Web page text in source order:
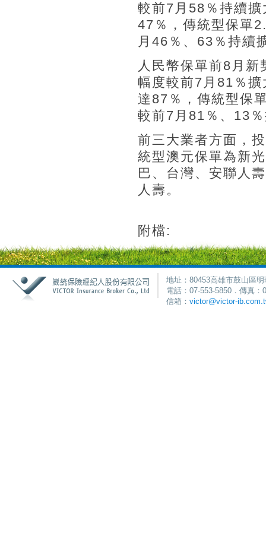
較前7月58％持續
47％，傳統型保單
月46％、63％持續
人民幣保單前8月
幅度較前7月81％
達87％，傳統型保
較前7月81％、13
前三大業者方面，
統型澳元保單為新
巴、台灣、安聯人
人壽。
附檔:
地址：80453高雄市鼓山區
電話：07-553-5850．傳真
信箱： victor@victor-